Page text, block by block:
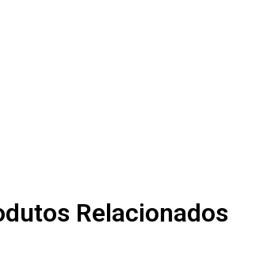
Relacionados